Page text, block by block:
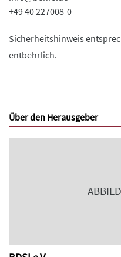
+49 40 227008-0
Sicherheitshinweis
entbehrlich.
Über den Herausgeber